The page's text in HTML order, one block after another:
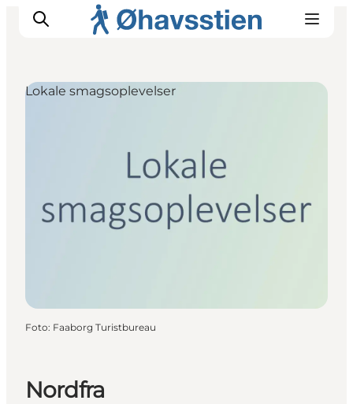
Planlægning
Nordfra
Lokale smagsoplevelser
Foto: Faaborg Turistbureau